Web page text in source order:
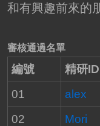
和有興趣前來的
審核通過名單
編號 精研ID
01
alex
02
Mori